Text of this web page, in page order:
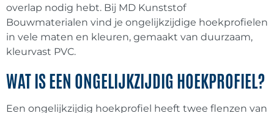
Kamerhoekprofielen (0)
(0)
overlap nodig hebt. Bij MD Kunststof
Bouwmaterialen vind je ongelijkzijdige hoekprofielen
in vele maten en kleuren, gemaakt van duurzaam,
kleurvast PVC.
WAT IS EEN ONGELIJKZIJDIG HOEKPROFIEL?
Een ongelijkzijdig hoekprofiel heeft twee flenzen van